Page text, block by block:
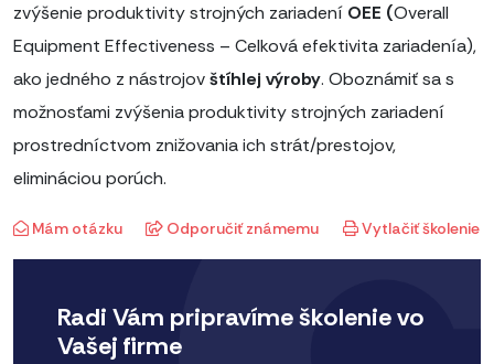
zvýšenie produktivity strojných zariadení OEE (Overall
Equipment Effectiveness – Celková efektivita zariadenía),
ako jedného z nástrojovštíhlej výroby. Oboznámiť sa s
možnosťami zvýšenia produktivity strojných zariadení
prostredníctvom znižovania ich strát/prestojov,
elimináciou porúch.
Mám otázku Odporučiť známemu Vytlačiť školenie
Radi Vám pripravíme školenie vo
Vašej firme